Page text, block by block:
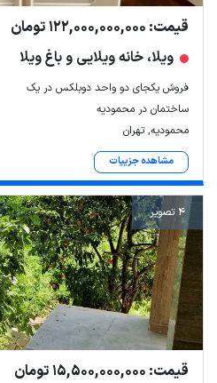
قیمت: 122,000,000,000 تومان
ویلا، خانه ویلایی و باغ ویلا
فروش یکجای دو واحد دوبلکس در یک
ساختمان در محمودیه
محمودیه, تهران
مشاهده جزییات
4 تصویر
قیمت: 15,500,000,000 تومان